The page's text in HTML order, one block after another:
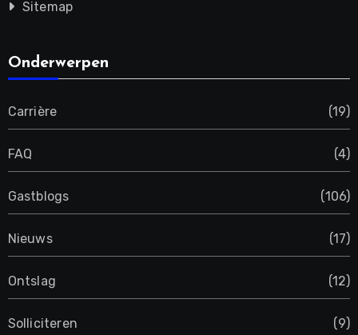
Sitemap
Onderwerpen
Carrière (19)
FAQ (4)
Gastblogs (106)
Nieuws (17)
Ontslag (12)
Solliciteren (9)